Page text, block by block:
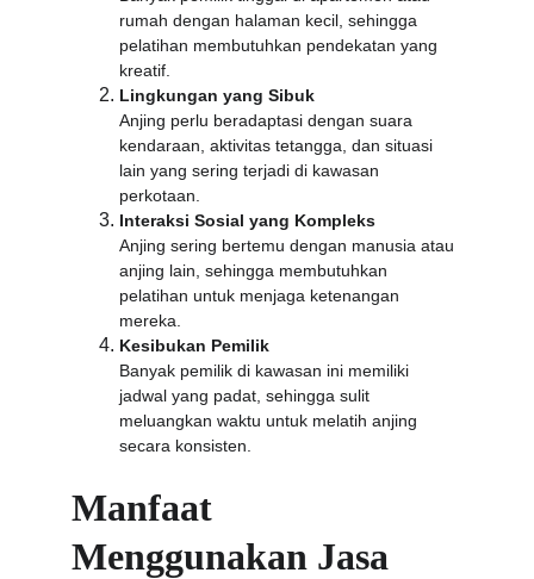
rumah dengan halaman kecil, sehingga
pelatihan membutuhkan pendekatan yang
kreatif.
Lingkungan yang Sibuk
Anjing perlu beradaptasi dengan suara
kendaraan, aktivitas tetangga, dan situasi
lain yang sering terjadi di kawasan
perkotaan.
Interaksi Sosial yang Kompleks
Anjing sering bertemu dengan manusia atau
anjing lain, sehingga membutuhkan
pelatihan untuk menjaga ketenangan
mereka.
Kesibukan Pemilik
Banyak pemilik di kawasan ini memiliki
jadwal yang padat, sehingga sulit
meluangkan waktu untuk melatih anjing
secara konsisten.
Manfaat
Menggunakan Jasa